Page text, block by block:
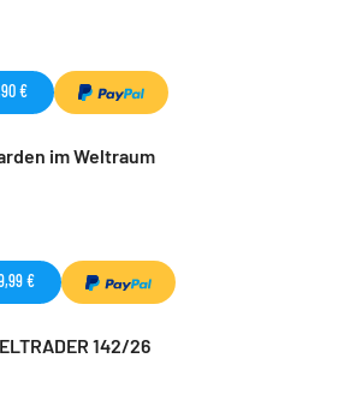
€
im Weltraum
€
142/26